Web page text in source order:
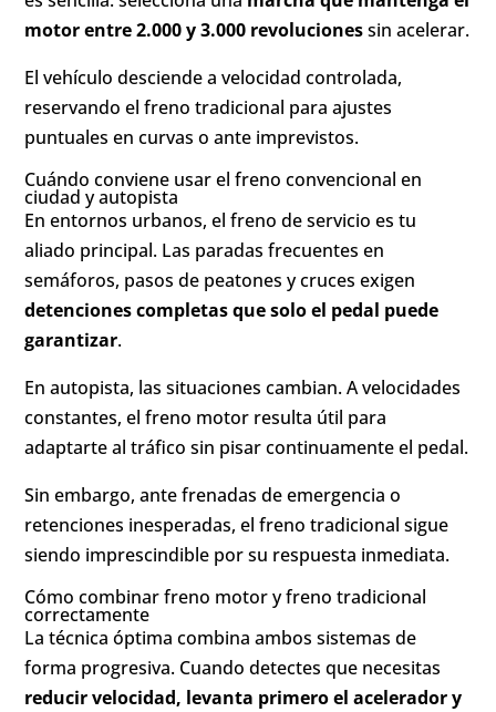
motor entre 2.000 y 3.000 revolucionessin acelerar.
El vehículo desciende a velocidad controlada,
reservando el freno tradicional para ajustes
puntuales en curvas o ante imprevistos.
Cuándo conviene usar el freno convencional en
ciudad y autopista
En entornos urbanos, el freno de servicio es tu
aliado principal. Las paradas frecuentes en
semáforos, pasos de peatones y cruces exigen
detenciones completas que solo el pedal puede
garantizar.
En autopista, las situaciones cambian. A velocidades
constantes, el freno motor resulta útil para
adaptarte al tráfico sin pisar continuamente el pedal.
Sin embargo, ante frenadas de emergencia o
retenciones inesperadas, el freno tradicional sigue
siendo imprescindible por su respuesta inmediata.
Cómo combinar freno motor y freno tradicional
correctamente
La técnica óptima combina ambos sistemas de
forma progresiva. Cuando detectes que necesitas
reducir velocidad, levanta primero el acelerador y